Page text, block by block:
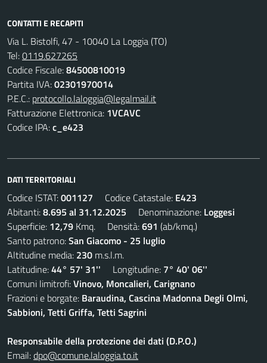
CONTATTI E RECAPITI
Via L. Bistolfi, 47 - 10040 La Loggia (TO)
Tel:0119.627265
Codice Fiscale:84500810019
Partita IVA:02301970014
P.E.C.: protocollo.laloggia@legalmail.it
Fatturazione Elettronica: 1VCAVC
Codice IPA:c_e423
DATI TERRITORIALI
Codice ISTAT:001127 Codice Catastale: E423
Abitanti:8.695 al 31.12.2025 Denominazione: Loggesi
Superficie: 12,79 Kmq. Densità:691 (ab/kmq.)
Santo patrono:San Giacomo - 25 luglio
Altitudine media: 230 m.s.l.m.
Latitudine:44° 57' 31'' Longitudine: 7° 40' 06''
Comuni limitrofi:Vinovo, Moncalieri, Carignano
Frazioni e borgate: Baraudina, Cascina Madonna Degli Olmi,
Sabbioni, Tetti Griffa, Tetti Sagrini
Responsabile della protezione dei dati (D.P.O.)
Email:dpo@comune.laloggia.to.it